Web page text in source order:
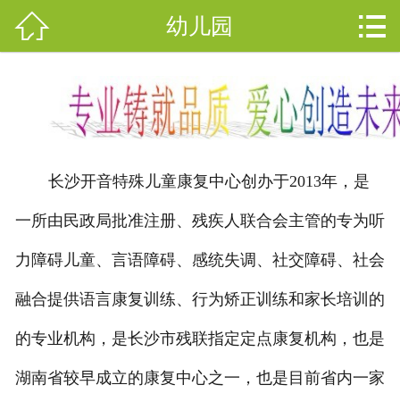
开音动态
小朋友风采
聋儿教育
在线报名
联系我们
 幼儿园
类

长沙开音特殊儿童康复中心创办于2013年，是
一所由民政局批准注册、残疾人联合会主管的专为听
力障碍儿童、言语障碍、感统失调、社交障碍、社会
融合提供语言康复训练、行为矫正训练和家长培训的
的专业机构，是长沙市残联指定定点康复机构，也是
湖南省较早成立的康复中心之一，也是目前省内一家